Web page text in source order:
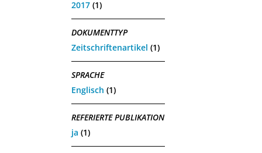
2017 (1)
DOKUMENTTYP
Zeitschriftenartikel (1)
SPRACHE
Englisch (1)
REFERIERTE PUBLIKATION
ja (1)